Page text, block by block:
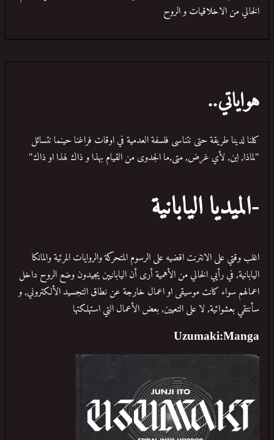
الخالي من الاخلاقيات و الروح
هواياتي..
كلنا لدينا طريقة حتى نتناسى فلسفة العدمية في اوقات فراغنا حينما نتسائل
"لماذا, اين, لأي غرض, متى,ما الجدوى من القيام بهذا و ذاك لهذا او ذاك"
-الميديا اليابانية
اغلب وقتي على الانترنت اقضيه على الرسوم المتحركة والروايات المرئية والمانكا
اليابانية, في رأيي الخالي من الأهمية أرى أن اليابانيين يجيدون وضع الروح داخل
اعمالهم سواء كانت موسيقى او اعمال خارجة عن نطاق التجسيد الألكتروني, و
سأنتقي بعشوائية, لا على التعيين, بعض الأعمال التي استهلكتها
Uzumaki:Manga